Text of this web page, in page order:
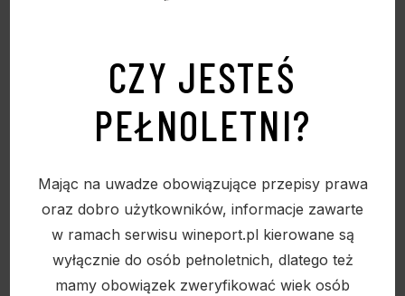
CZY JESTEŚ
PEŁNOLETNI?
Mając na uwadze obowiązujące przepisy prawa
oraz dobro użytkowników, informacje zawarte
w ramach serwisu wineport.pl kierowane są
wyłącznie do osób pełnoletnich, dlatego też
mamy obowiązek zweryfikować wiek osób
PODOBNE PRODUKTY
Sold